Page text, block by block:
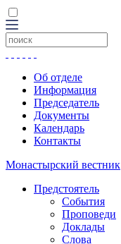
Об отделе
Информация
Председатель
Документы
Календарь
Контакты
Монастырский вестник
Предстоятель
События
Проповеди
Доклады
Слова